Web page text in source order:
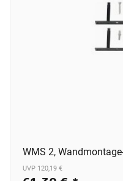
WMS 2,
UVP 120,19 €